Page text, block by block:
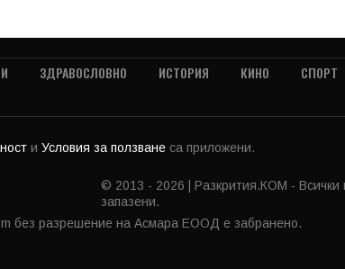
ЗДРАВОСЛОВНО ИСТОРИЯ КИНО
СПОРТ
и Условия за ползване са приложени.
© 2013 - 2026 | Разкрития.КОМ - Всички
запазени.
без разрешение на Асмара ЕООД е забранено.